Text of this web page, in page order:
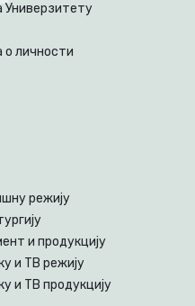
Универзитету
личности
режију
и продукцију
и ТВ режију
и ТВ продукцију